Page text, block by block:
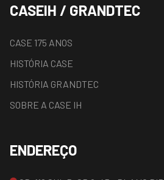
CASEIH / GRANDTEC
CASE 175 ANOS
HISTÓRIA CASE
HISTÓRIA GRANDTEC
SOBRE A CASE IH
ENDEREÇO